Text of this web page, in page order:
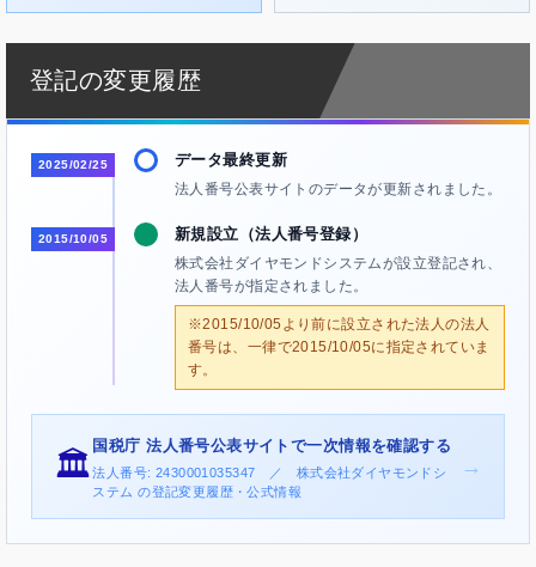
登記の変更履歴
2025/02/25 データ最終更新
法人番号公表サイトのデータが更新されました。
2015/10/05 新規設立（法人番号登録）
株式会社ダイヤモンドシステムが設立登記され、
法人番号が指定されました。
※2015/10/05より前に設立された法人の法人
番号は、一律で2015/10/05に指定されていま
す。
🏛️
国税庁 法人番号公表サイトで一次情報を確認する
法人番号: 2430001035347 ／ 株式会社ダイヤモンドシ
ステム の登記変更履歴・公式情報
→